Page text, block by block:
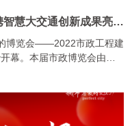
新时代新市政，kaiyun.com科技携智慧大交通创新成果亮相长沙市政博览会
博览会——2022市政工程建
幕。本届市政博览会由中